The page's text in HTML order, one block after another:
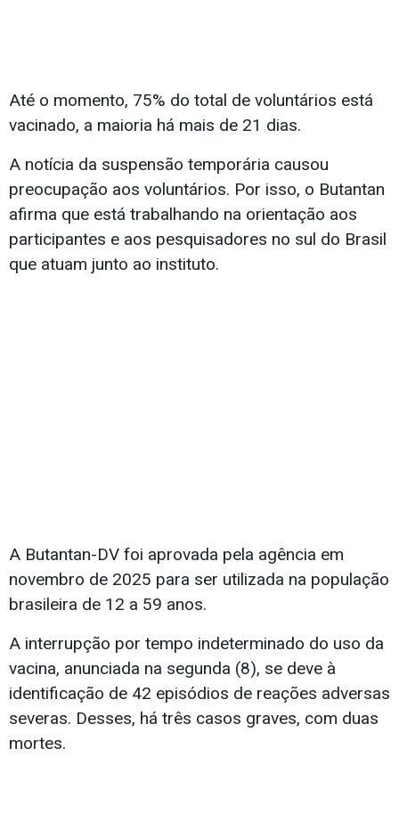
Até o momento, 75% do total de voluntários está
vacinado, a maioria há mais de 21 dias.
A notícia da suspensão temporária causou
preocupação aos voluntários. Por isso, o Butantan
afirma que está trabalhando na orientação aos
participantes e aos pesquisadores no sul do Brasil
que atuam junto ao instituto.
A Butantan-DV foi aprovada pela agência em
novembro de 2025 para ser utilizada na população
brasileira de 12 a 59 anos.
A interrupção por tempo indeterminado do uso da
vacina, anunciada na segunda (8), se deve à
identificação de 42 episódios de reações adversas
severas. Desses, há três casos graves, com duas
mortes.